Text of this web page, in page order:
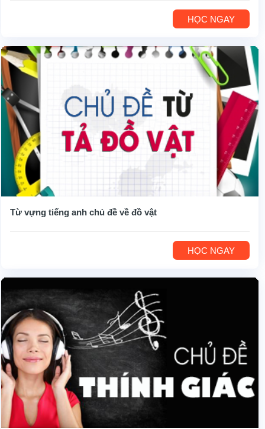
HỌC NGAY
Từ vựng tiếng anh chủ đề về đồ vật
HỌC NGAY